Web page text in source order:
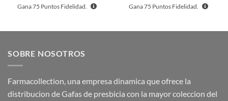
Gana75 Puntos Fidelidad. Gana75 Puntos Fidelidad.
SOBRE NOSOTROS
Farmacollection, una empresa dinamica que ofrece la
distribucion de Gafas de presbicia con la mayor coleccion del